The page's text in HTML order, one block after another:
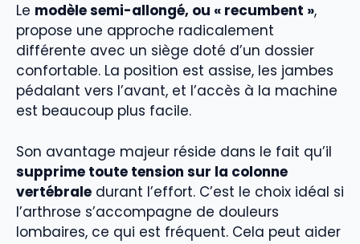
Le modèle semi-allongé, ou « recumbent »,
propose une approche radicalement
différente avec un siège doté d’un dossier
confortable. La position est assise, les jambes
pédalant vers l’avant, et l’accès à la machine
est beaucoup plus facile.
Son avantage majeur réside dans le fait qu’il
supprime toute tension sur la colonne
vertébrale durant l’effort. C’est le choix idéal si
l’arthrose s’accompagne de douleurs
lombaires, ce qui est fréquent. Cela peut aider